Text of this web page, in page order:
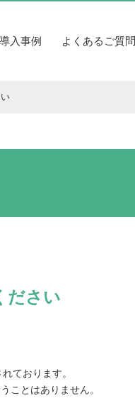
導入事例 よくあるご質問
ださい
ております。
ことはありません。